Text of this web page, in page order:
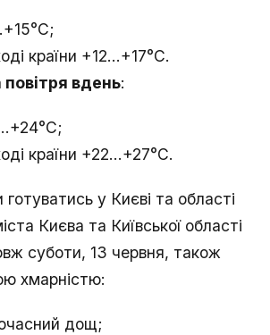
країни +12...+17°С.
вдень:
країни +22...+27°С.
готуватись у Києві та області
Києва та Київської області
суботи, 13 червня, також
хмарністю:
дощ;